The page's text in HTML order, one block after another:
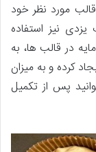
مورد نظر خود
نیز استفاده
در قالب ­ها، به
کرده و به میزان
پس از تکمیل